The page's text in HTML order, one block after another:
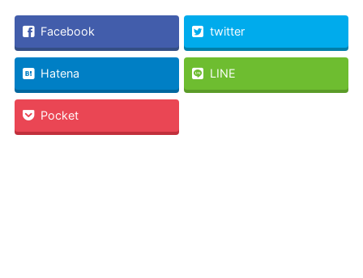
Facebook twitter
Hatena LINE
Pocket